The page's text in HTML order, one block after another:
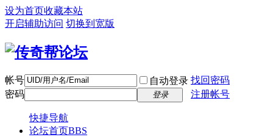
设为首页收藏本站
开启辅助访问 切换到宽版
帐号 自动登录 找回密码
密码
登录 注册帐号
快捷导航
论坛首页BBS